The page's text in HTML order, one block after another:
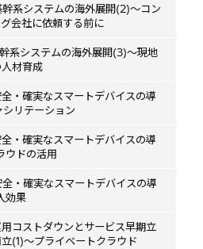
系システムの海外展開(2)～コン
会社に依頼する前に
系システムの海外展開(3)～現地
材育成
・確実なスマートデバイスの導
シリテーション
・確実なスマートデバイスの導
ウドの活用
・確実なスマートデバイスの導
効果
コストダウンとサービス早期立
(1)～プライベートクラウド